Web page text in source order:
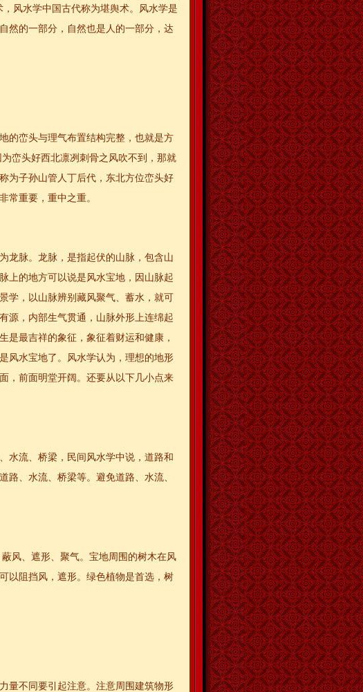
风水学中国古代称为堪舆术。风水学是
然的一部分，自然也是人的一部分，达
的峦头与理气布置结构完整，也就是方
峦头好西北凛冽刺骨之风吹不到，那就
为子孙山管人丁后代，东北方位峦头好
常重要，重中之重。
龙脉。龙脉，是指起伏的山脉，包含山
上的地方可以说是风水宝地，因山脉起
学，以山脉辨别藏风聚气、蓄水，就可
源，内部生气贯通，山脉外形上连绵起
是最吉祥的象征，象征着财运和健康，
风水宝地了。风水学认为，理想的地形
，前面明堂开阔。还要从以下几小点来
水流、桥梁，民间风水学中说，道路和
路、水流、桥梁等。避免道路、水流、
风、遮形、聚气。宝地周围的树木在风
以阻挡风，遮形。绿色植物是首选，树
量不同要引起注意。注意周围建筑物形